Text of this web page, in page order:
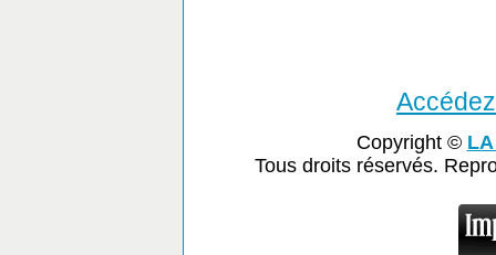
Copyright ©
Tous droits réservés.